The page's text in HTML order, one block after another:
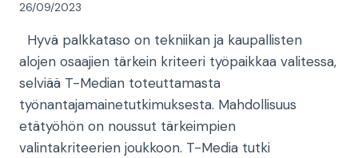
26/09/2023
Hyvä palkkataso on tekniikan ja kaupallisten
alojen osaajien tärkein kriteeri työpaikkaa valitessa,
selviää T-Median toteuttamasta
työnantajamainetutkimuksesta. Mahdollisuus
etätyöhön on noussut tärkeimpien
valintakriteerien joukkoon. T-Media tutki